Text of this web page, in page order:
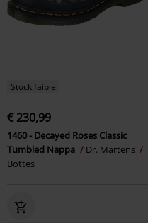
Stock faible
€ 230,99
1460 - Decayed Roses Classic
Tumbled Nappa
Dr. Martens
Bottes